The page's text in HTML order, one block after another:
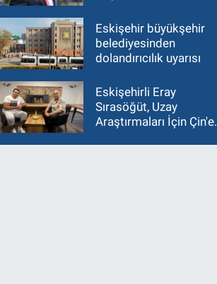
Eskişehir büyükşehir
belediyesinden
dolandırıcılık uyarısı
Eskişehirli Eray
Sırasöğüt, Uzay
Araştırmaları İçin Çin'e